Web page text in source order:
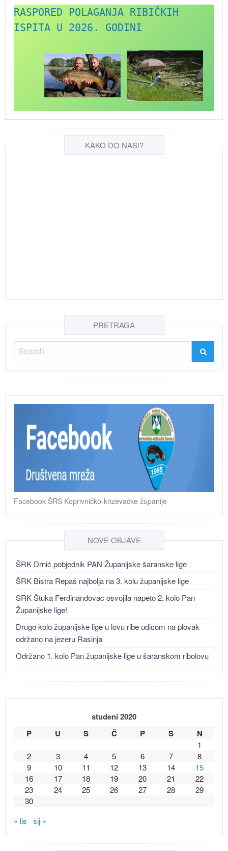
RASPORED POLAGANJA RIBIČKIH
ISPITA U 2026. GODINI
KAKO DO NAS!?
PRETRAGA
Facebook ŠRS Koprivničko-krizevačke županije
NOVE OBJAVE
ŠRK Drnić pobjednik PAN Županijske šaranske lige
ŠRK Bistra Repaš najbolja na 3. kolu županijske lige
SRK Štuka Ferdinandovac osvojila napeto 2. kolo Pan
Županijske lige!
Drugo kolo županijske lige u lovu ribe udicom na plovak
održano na jezeru Rasinja
Održano 1. kolo Pan županijske lige u šaranskom ribolovu
studeni 2020
P
U S Č P S N
1
2
3 4 5 6 7
8
9
10 11 12 13 14
15
16
17 18 19 20 21
22
23
24 25 26 27 28
29
30
« lis
sij »